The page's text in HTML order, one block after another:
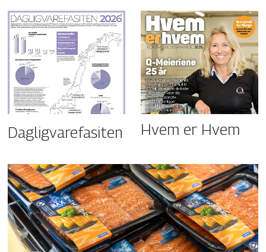
Dagligvarefasiten Hvem er Hvem